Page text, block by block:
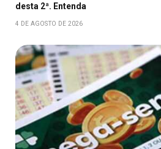
desta 2ª. Entenda
4 DE AGOSTO DE 2026